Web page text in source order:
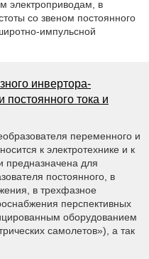
электроприводам, в
со звеном постоянного
импульсной
инвертора-
постоянного тока и
переменного и
к электротехнике и к
предназначена для
постоянного, в
в трехфазное
перспективных
оборудованием
самолетов»), а так